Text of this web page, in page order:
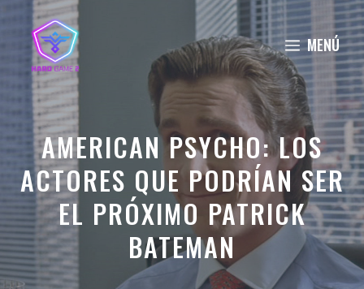
Saltar
contenido
MENÚ
AMERICAN PSYCHO: LOS
ACTORES QUE PODRÍAN SER
EL PRÓXIMO PATRICK
BATEMAN